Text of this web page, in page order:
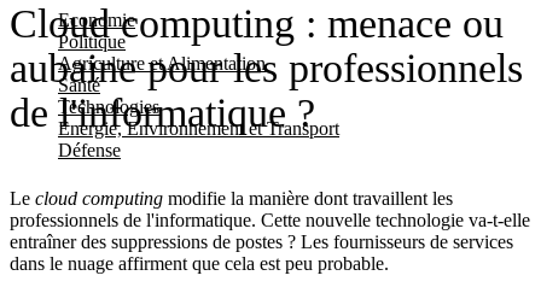
Economie
Politique
Agriculture et Alimentation
Santé
Technologies
Energie, Environnement et Transport
Défense
Cloud computing : menace ou
aubaine pour les professionnels
de l'informatique ?
Le cloud computing modifie la manière dont travaillent les
professionnels de l'informatique. Cette nouvelle technologie va-t-elle
entraîner des suppressions de postes ? Les fournisseurs de services
dans le nuage affirment que cela est peu probable.